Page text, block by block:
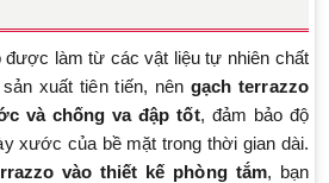
được làm từ các vật liệu tự nhiên chất
xuất tiên tiến, nên gạch terrazzo
và chống va đập tốt, đảm bảo độ
xước của bề mặt trong thời gian dài.
vào thiết kế phòng tắm, bạn